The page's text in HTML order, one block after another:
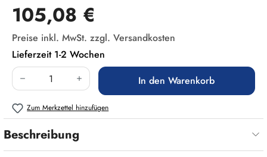
Regulärer Preis:
105,08 €
Preise inkl. MwSt. zzgl. Versandkosten
Lieferzeit 1-2 Wochen
Produkt Anzahl: Gib den gewünschten Wert
In den Warenkorb
Zum Merkzettel hinzufügen
Beschreibung